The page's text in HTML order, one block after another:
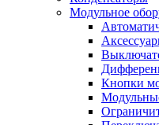
Модульное
Кнопки